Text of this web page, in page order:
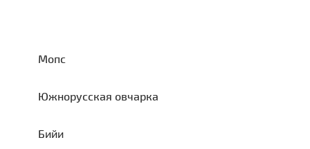
Мопс
Южнорусская овчарка
Бийи